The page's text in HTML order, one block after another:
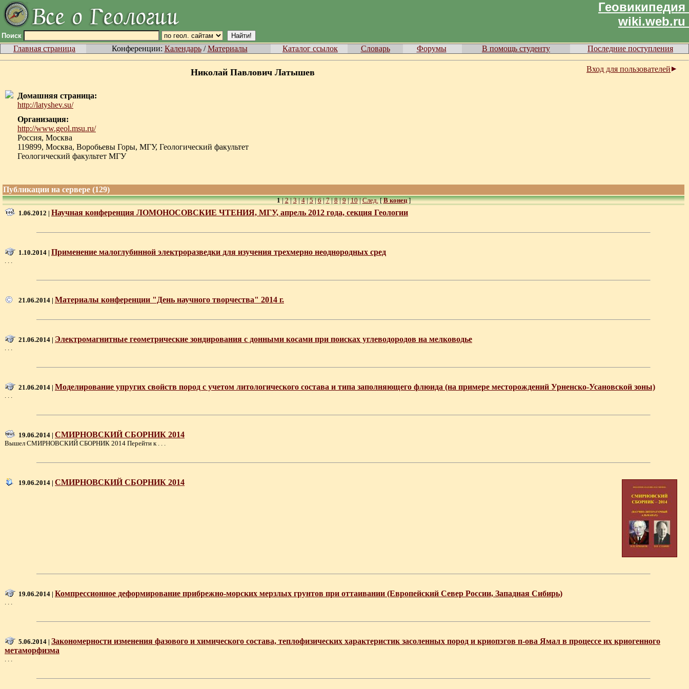
Геовикипедия
wiki.web.ru
Поиск
Главная страница Конференции: Календарь/Материалы Каталог ссылок Словарь Форумы В помощь студенту Последние поступления
Николай Павлович Латышев
Домашняя страница:
http://latyshev.su/
Организация:
http://www.geol.msu.ru/
Россия, Москва
119899, Москва, Воробьевы Горы, МГУ, Геологический факультет
Геологический факультет МГУ
Вход для пользователей
Публикации на сервере (129)
1|2|3|4|5|6|7|8|9|10|След.[В конец]
1.06.2012 | Научная конференция ЛОМОНОСОВСКИЕ ЧТЕНИЯ, МГУ, апрель 2012 года, секция Геологии
1.10.2014 | Применение малоглубинной электроразведки для изучения трехмерно неоднородных сред
. . .
21.06.2014 | Материалы конференции "День научного творчества" 2014 г.
21.06.2014 | Электромагнитные геометрические зондирования с донными косами при поисках углеводородов на мелководье
. . .
21.06.2014 | Моделирование упругих свойств пород с учетом литологического состава и типа заполняющего флюида (на примере месторождений Урненско-Усановской зоны)
. . .
19.06.2014 | СМИРНОВСКИЙ СБОРНИК 2014
Вышел СМИРНОВСКИЙ СБОРНИК 2014 Перейти к . . .
19.06.2014 | СМИРНОВСКИЙ СБОРНИК 2014
19.06.2014 | Компрессионное деформирование прибрежно-морских мерзлых грунтов при оттаивании (Европейский Север России, Западная Сибирь)
. . .
5.06.2014 | Закономерности изменения фазового и химического состава, теплофизических характеристик засоленных пород и криопэгов п-ова Ямал в процессе их криогенного
метаморфизма
. . .